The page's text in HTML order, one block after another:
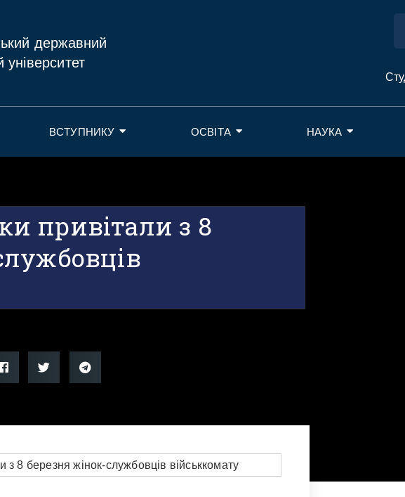
державний
ВСТУПНИКУ ОСВІТА НАУКА
привітали з 8